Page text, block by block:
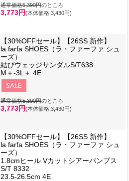
通常価格5,390円のところ
3,773円(本体価格:3,430円)
【30%OFFセール】【26SS 新作】
la farfa SHOES（ラ・ファーファ シュ
ーズ）
結びウェッジサンダルS/T638
M＋-3L＋ 4E
通常価格5,390円のところ
3,773円(本体価格:3,430円)
【30%OFFセール】【26SS 新作】
la farfa SHOES（ラ・ファーファ シュ
ーズ）
1.8cmヒール Vカットシアーパンプス
S/T 8332
23.5-26.5cm 4E